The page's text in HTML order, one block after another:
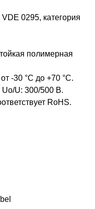
0295, категория
полимерная
-30 °C до +70 °C.
U: 300/500 В.
RoHS.